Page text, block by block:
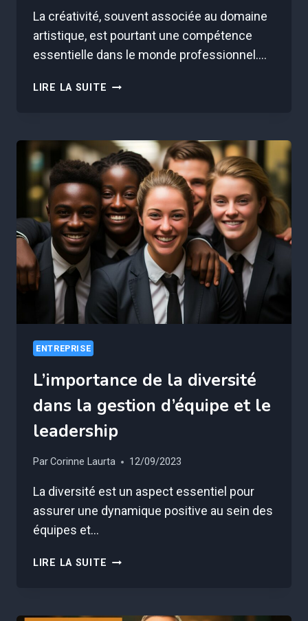
La créativité, souvent associée au domaine
artistique, est pourtant une compétence
essentielle dans le monde professionnel….
LIRE LA SUITE CRÉATIVITÉ
CULTIVER
UN
ÉTAT
D’ESPRIT
NOVATEUR
ENTREPRISE
L’importance de la diversité
dans la gestion d’équipe et le
leadership
ParCorinne Laurta 12/09/2023
La diversité est un aspect essentiel pour
assurer une dynamique positive au sein des
équipes et…
LIRE LA SUITE L’IMPORTANCE